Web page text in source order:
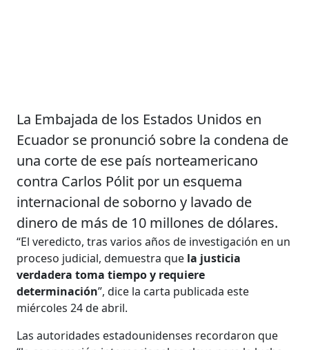
La Embajada de los Estados Unidos en
Ecuador se pronunció sobre la condena de
una corte de ese país norteamericano
contra Carlos Pólit por un esquema
internacional de soborno y lavado de
dinero de más de 10 millones de dólares.
“El veredicto, tras varios años de investigación en un
proceso judicial, demuestra que la justicia
verdadera toma tiempo y requiere
determinación”, dice la carta publicada este
miércoles 24 de abril.
Las autoridades estadounidenses recordaron que